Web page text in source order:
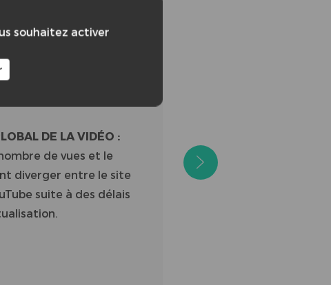
DE LA VIDÉO :
de vues et le
diverger entre le site
suite à des délais
souhaitez activer